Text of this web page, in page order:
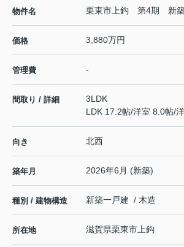
物件名 栗東市上鈎 第4期 新築
価格 3,880万円
管理費 -
間取り / 詳細
3LDK
LDK 17.2帖/洋室 8.0帖/
向き 北西
築年月 2026年6月 (新築)
種別 / 建物構造 新築一戸建 / 木造
所在地 滋賀県栗東市 上鈎